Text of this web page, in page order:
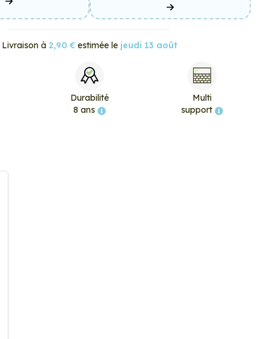
Livraison à 2,90 € estimée le jeudi 13 août
Durabilité
8 ans
Multi
support